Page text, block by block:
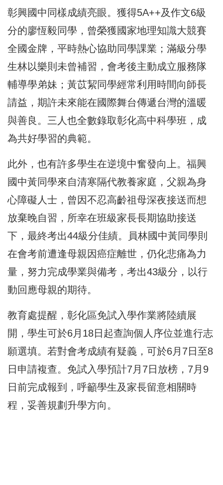
彰興國中同樣成績亮眼。獲得5A++及作文6級
分的廖恆毅同學，曾榮獲國家地理知識大競賽
全國金牌，平時熱心協助同學課業；滿級分學
生林以樂則未曾補習，會考後主動成立服務隊
輔導學弟妹；黃苡絜同學經常利用時間向師長
請益，期許未來能在國際舞台傳遞台灣的溫暖
與善良。三人也全數錄取彰化高中科學班，成
為共好學習的典範。
此外，也有許多學生在逆境中奮發向上。福興
國中黃同學來自清寒隔代教養家庭，父親為身
心障礙人士，曾因不忍高齡祖母深夜接送而想
放棄晚自習，所幸在班級家長長期協助接送
下，最終考出44級分佳績。員林國中黃同學則
在會考前遭逢母親因癌症離世，仍化悲痛為力
量，努力完成學業與備考，考出43級分，以行
動回應母親的期待。
教育處提醒，彰化區免試入學作業將陸續展
開，學生可於6月18日起查詢個人序位並進行志
願選填。若對會考成績有疑義，可於6月7日至8
日申請複查。免試入學預計7月7日放榜，7月9
日前完成報到，呼籲學生及家長留意相關時
程，妥善規劃升學方向。